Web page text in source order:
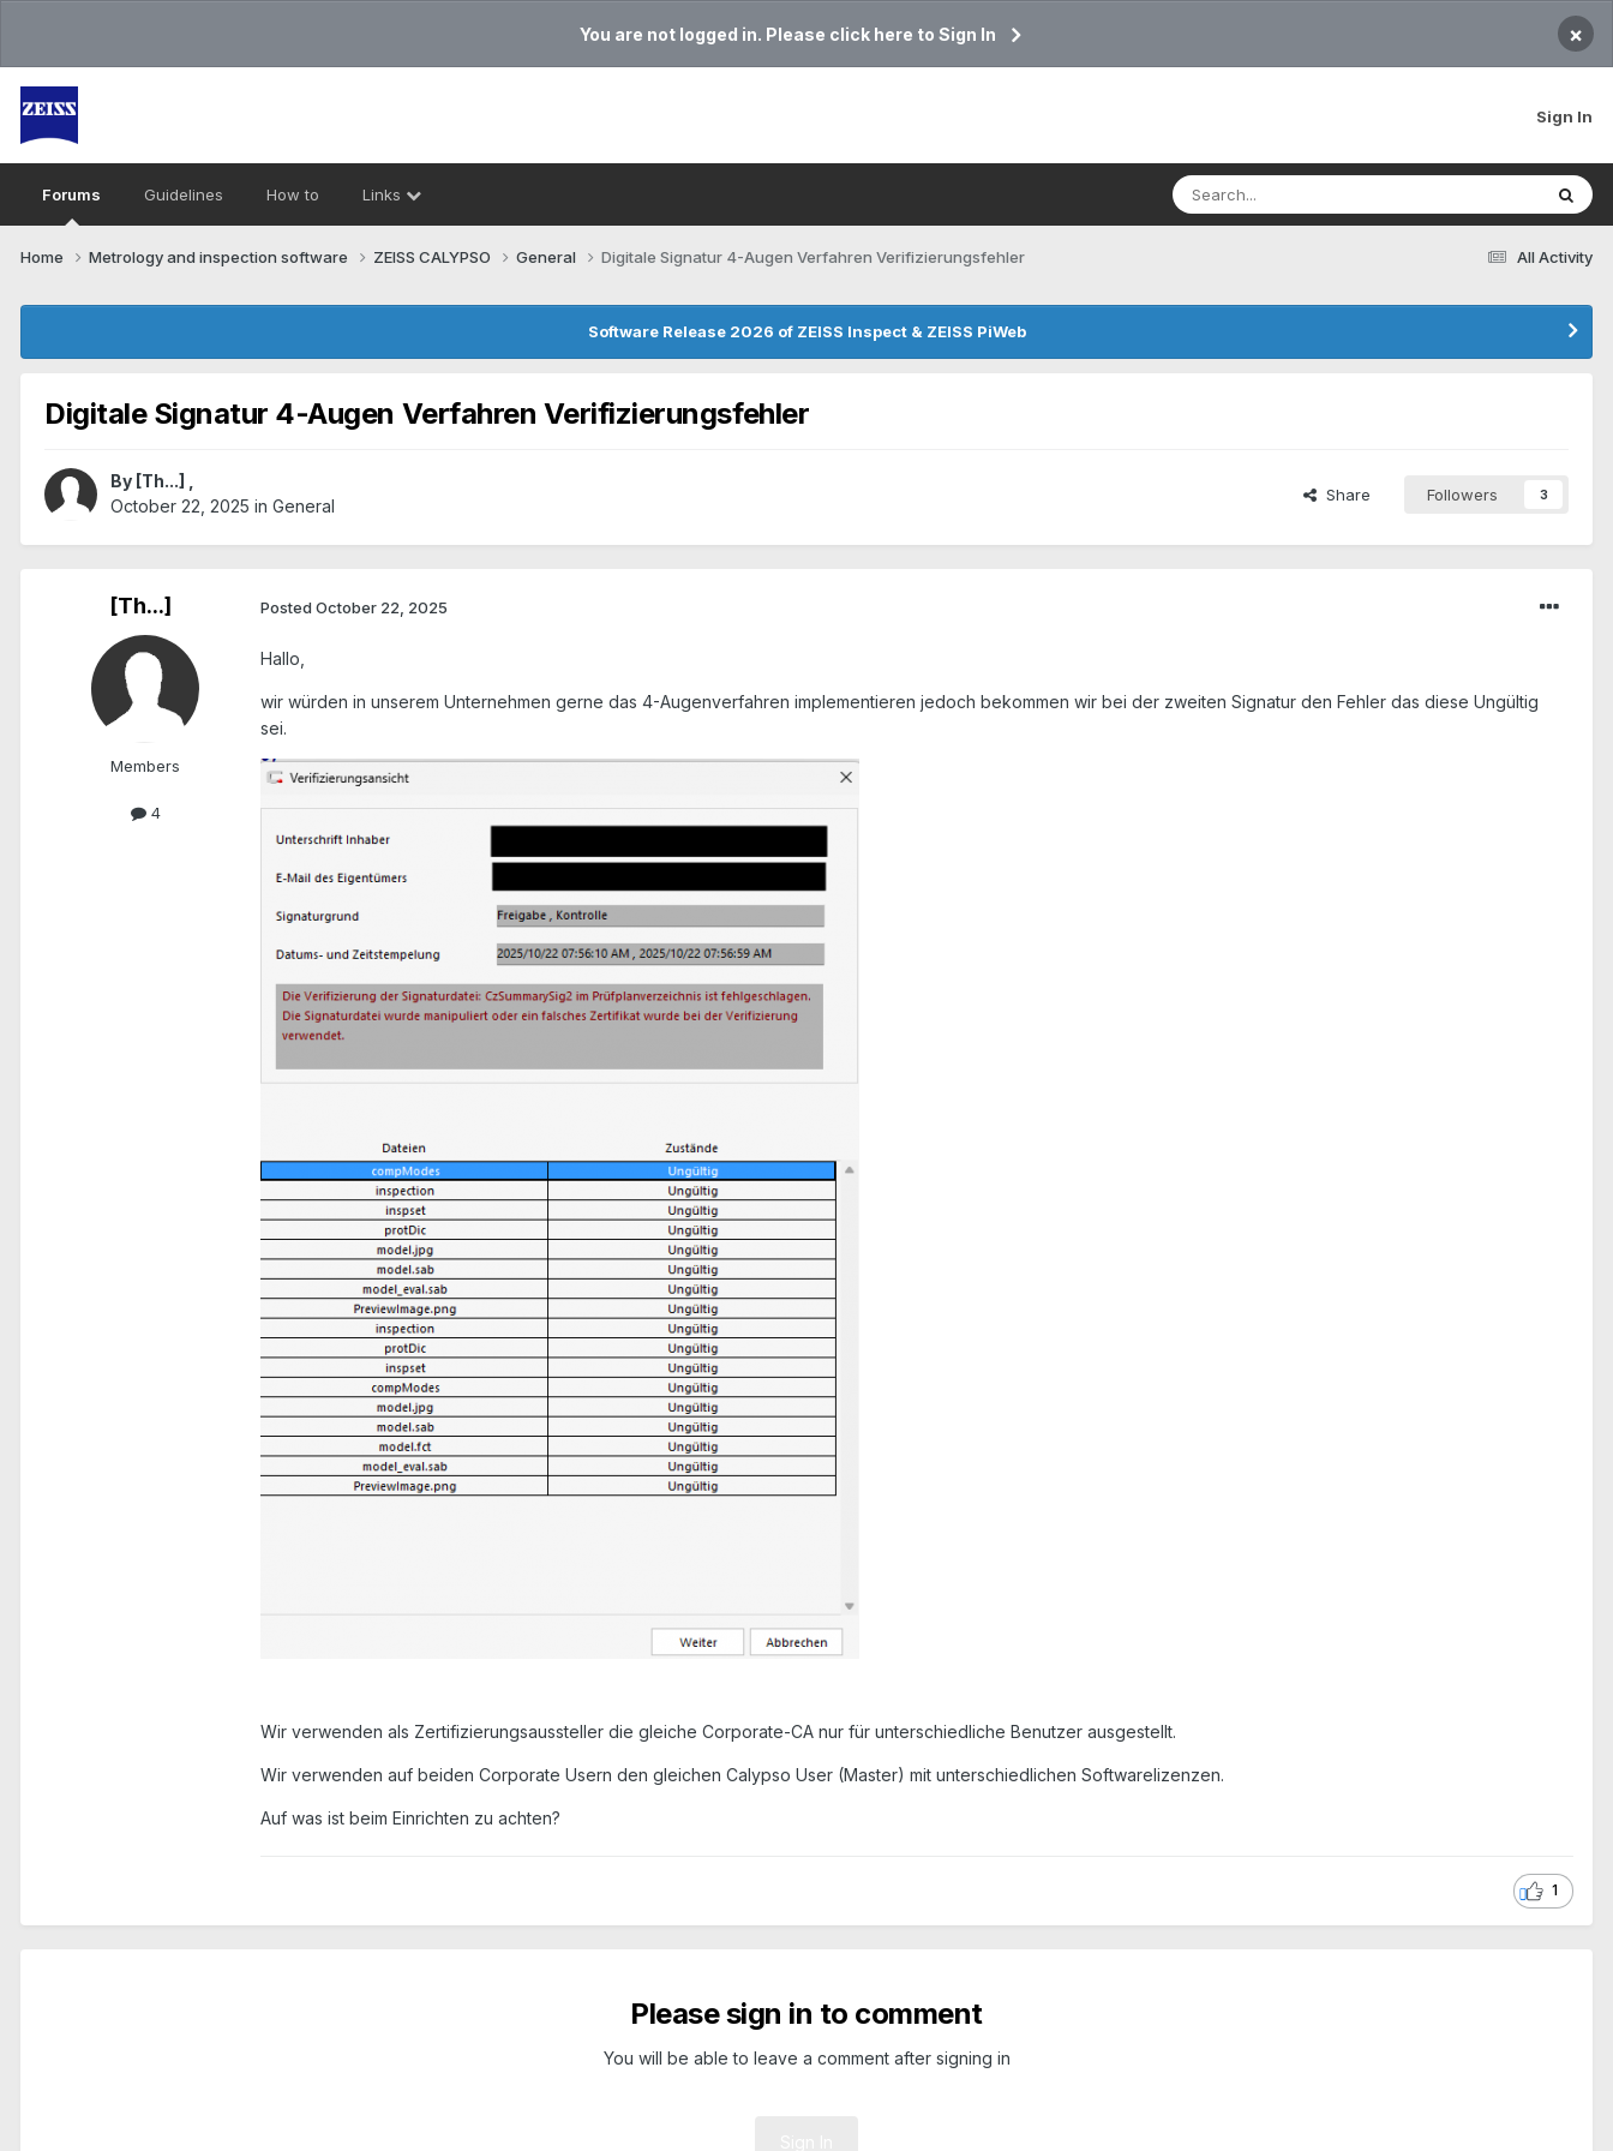
You are not logged in. Please click here to Sign In ×
Sign In
Forums Guidelines How to Links
All Activity
Home Metrology and inspection software ZEISS CALYPSO General Digitale Signatur 4-Augen Verfahren Verifizierungsfehler
Software Release 2026 of ZEISS Inspect & ZEISS PiWeb
Digitale Signatur 4-Augen Verfahren Verifizierungsfehler
By [Th...]
October 22, 2025 in General
Share Followers 3
[Th...]
Members
4
Posted October 22, 2025
Hallo,
wir würden in unserem Unternehmen gerne das 4-Augenverfahren implementieren jedoch bekommen wir bei der zweiten Signatur den Fehler das diese Ungültig
sei.
Wir verwenden als Zertifizierungsaussteller die gleiche Corporate-CA nur für unterschiedliche Benutzer ausgestellt.
Wir verwenden auf beiden Corporate Usern den gleichen Calypso User (Master) mit unterschiedlichen Softwarelizenzen.
Auf was ist beim Einrichten zu achten?
1
Please sign in to comment
You will be able to leave a comment after signing in